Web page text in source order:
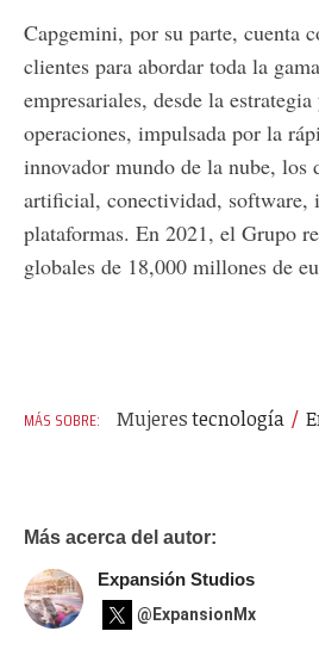
Capgemini, por su parte, cuenta
clientes para abordar toda la
empresariales, desde la
operaciones, impulsada por la
innovador mundo de la nube, los
artificial, conectividad, software,
plataformas. En 2021, el Grupo
globales de 18,000 millones de
Mujerestecnología
Más acerca del autor:
Expansión Studios
@ExpansionMx